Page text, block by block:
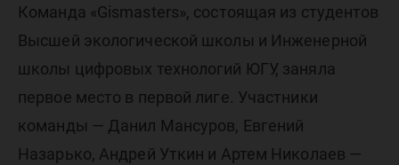
Команда «Gismasters», состоящая из студентов
Высшей экологической школы и Инженерной
школы цифровых технологий ЮГУ, заняла
первое место в первой лиге. Участники
команды — Данил Мансуров, Евгений
Назарько, Андрей Уткин и Артем Николаев —